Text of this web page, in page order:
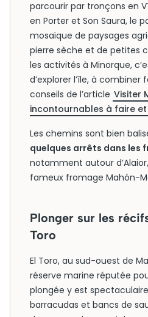
parcourir par tronçons en
en Porter et Son Saura, le
mosaïque de paysages
pierre sèche et de petites
les activités à Minorque,
d’explorer l’île, à
conseils de l’article Visiter
incontournables à faire
Les chemins sont bien
quelques arrêts dans les
notamment autour
fameux fromage Mahón-
Plonger sur les
Toro
El Toro, au sud-ouest de
réserve marine réputée
plongée y est
barracudas et bancs de